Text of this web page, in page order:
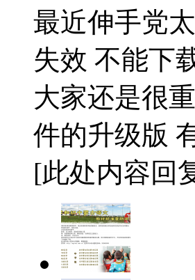
最近伸手党
失效 不能下
大家还是很
件的升级版
[此处内容回